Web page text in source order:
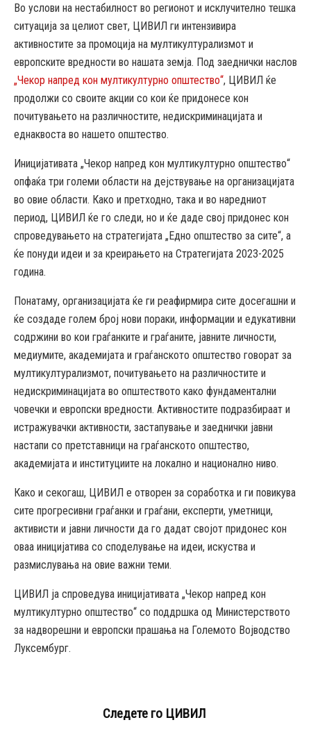
Во услови на нестабилност во регионот и исклучително тешка
ситуација за целиот свет, ЦИВИЛ ги интензивира
активностите за промоција на мултикултурализмот и
европските вредности во нашата земја. Под заеднички наслов
„Чекор напред кон мултикултурно општество“, ЦИВИЛ ќе
продолжи со своите акции со кои ќе придонесе кон
почитувањето на различностите, недискриминацијата и
еднаквоста во нашето општество.
Иницијативата „Чекор напред кон мултикултурно општество“
опфаќа три големи области на дејствување на организацијата
во овие области. Како и претходно, така и во наредниот
период, ЦИВИЛ ќе го следи, но и ќе даде свој придонес кон
спроведувањето на стратегијата „Едно општество за сите“, а
ќе понуди идеи и за креирањето на Стратегијата 2023-2025
година.
Понатаму, организацијата ќе ги реафирмира сите досегашни и
ќе создаде голем број нови пораки, информации и едукативни
содржини во кои граѓанките и граѓаните, јавните личности,
медиумите, академијата и граѓанското општество говорат за
мултикултурализмот, почитувањето на различностите и
недискриминацијата во општеството како фундаментални
човечки и европски вредности. Активностите подразбираат и
истражувачки активности, застапување и заеднички јавни
настапи со претставници на граѓанското општество,
академијата и институциите на локално и национално ниво.
Како и секогаш, ЦИВИЛ е отворен за соработка и ги повикува
сите прогресивни граѓанки и граѓани, експерти, уметници,
активисти и јавни личности да го дадат својот придонес кон
оваа иницијатива со споделување на идеи, искуства и
размислувања на овие важни теми.
ЦИВИЛ ја спроведува иницијативата „Чекор напред кон
мултикултурно општество“ со поддршка од Министерството
за надворешни и европски прашања на Големото Војводство
Луксембург.
Следете го ЦИВИЛ